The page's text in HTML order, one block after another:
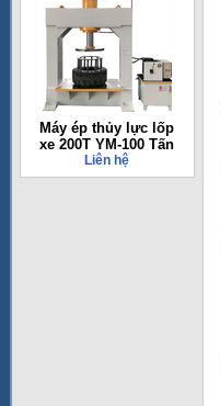
Máy ép thủy lực lốp
xe 200T YM-100 Tấn
Liên hệ